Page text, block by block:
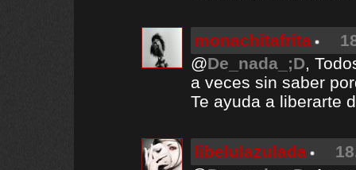
monachitafrita
@De_nada_;D,
a veces sin saber
Te ayuda a liberarte
libelulazulada